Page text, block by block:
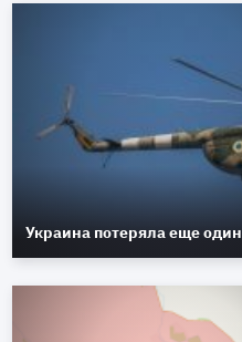
Украина потеряла еще